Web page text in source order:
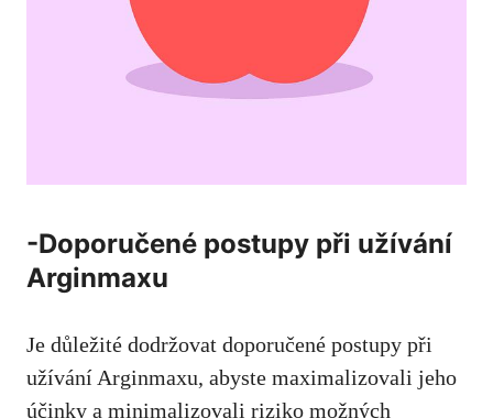
-Doporučené postupy při užívání
Arginmaxu
Je důležité dodržovat doporučené postupy při
užívání Arginmaxu, abyste maximalizovali jeho
účinky a minimalizovali riziko možných